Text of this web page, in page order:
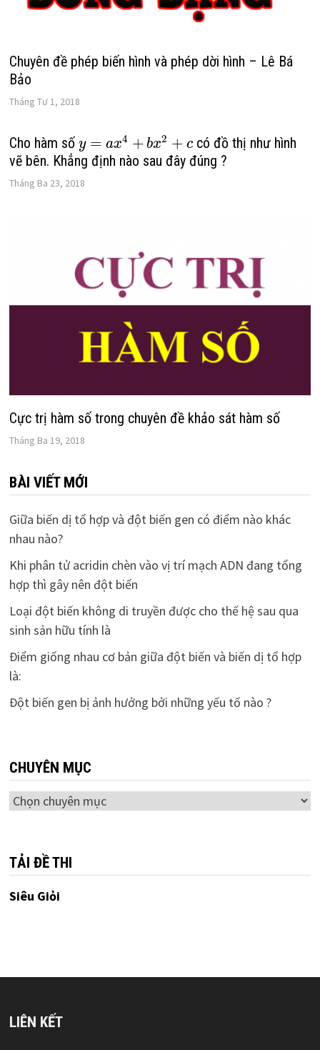
Chuyên đề phép biến hình và phép dời hình – Lê Bá
Bảo
Tháng Tư 1, 2018
Cho hàm số y = ax4 + bx2 + c có đồ thị như hình
vẽ bên. Khẳng định nào sau đây đúng ?
Tháng Ba 23, 2018
Cực trị hàm số trong chuyên đề khảo sát hàm số
Tháng Ba 19, 2018
BÀI VIẾT MỚI
Giữa biến dị tổ hợp và đột biến gen có điểm nào khác
nhau nào?
Khi phân tử acridin chèn vào vị trí mạch ADN đang tổng
hợp thì gây nên đột biến
Loại đột biến không di truyền được cho thế hệ sau qua
sinh sản hữu tính là
Điểm giống nhau cơ bản giữa đột biến và biến dị tổ hợp
là:
Đột biến gen bị ảnh hưởng bởi những yếu tố nào ?
CHUYÊN MỤC
Chuyên
TẢI ĐỀ THI
Siêu Giỏi
LIÊN KẾT